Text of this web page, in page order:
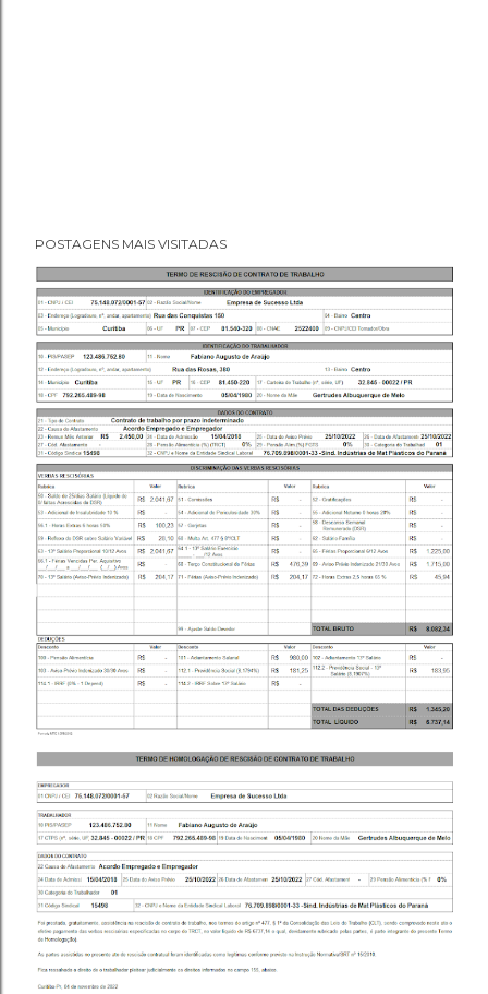
POSTAGENS MAIS VISITADAS